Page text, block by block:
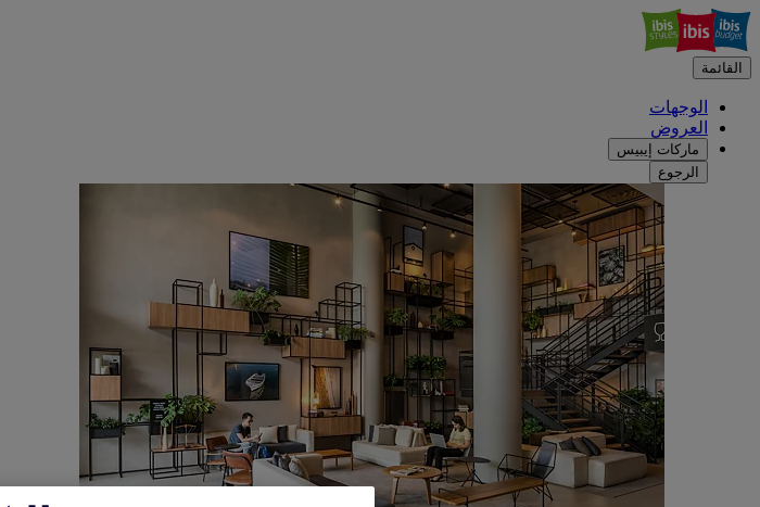
القائمة
الوجهات
العروض
ماركات إيبيس
الرجوع